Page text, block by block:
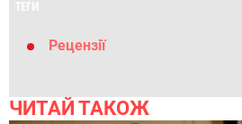
ТЕГИ
Рецензії
ЧИТАЙ ТАКОЖ